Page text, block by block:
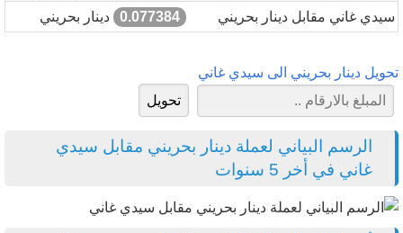
سيدي غاني مقابل دينار بحريني
0.077384 دينار بحريني
تحويل دينار بحريني الى سيدي غاني
الرسم البياني لعملة دينار بحريني مقابل سيدي
غاني في أخر 5 سنوات